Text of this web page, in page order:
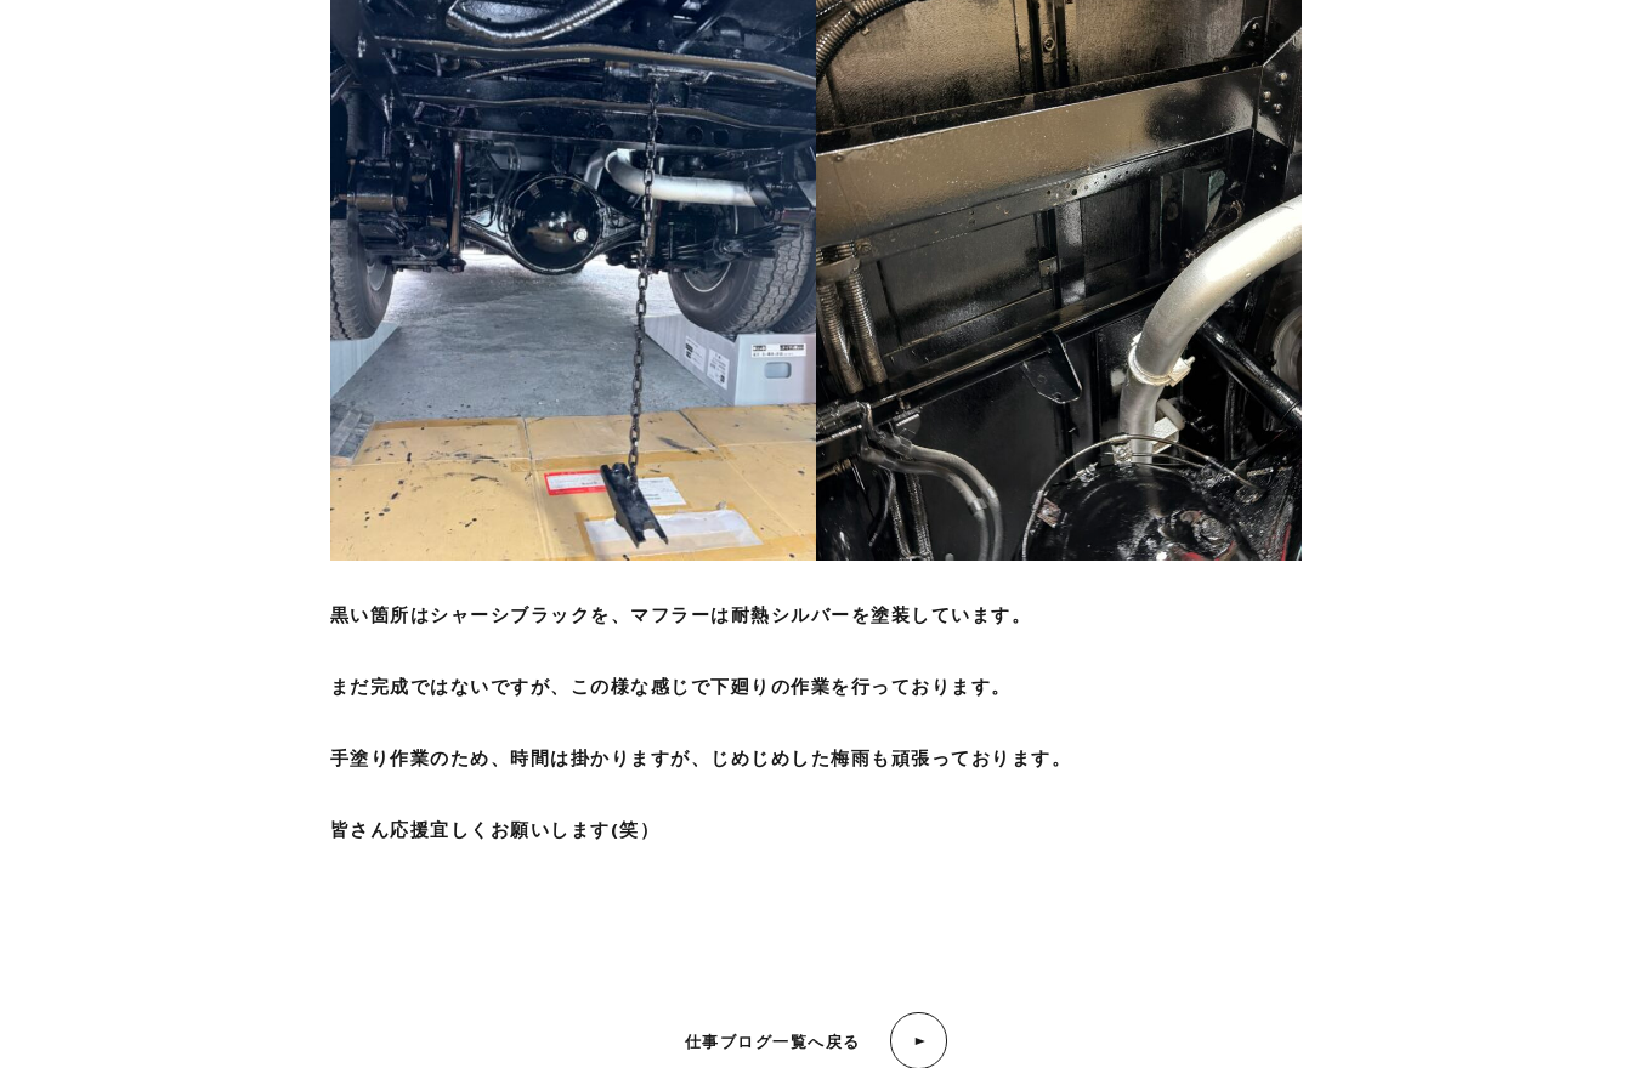
黒い箇所はシャーシブラックを、マフラーは耐熱シルバーを塗装しています。
まだ完成ではないですが、この様な感じで下廻りの作業を行っております。
手塗り作業のため、時間は掛かりますが、じめじめした梅雨も頑張っております。
皆さん応援宜しくお願いします(笑）
仕事ブログ一覧へ戻る